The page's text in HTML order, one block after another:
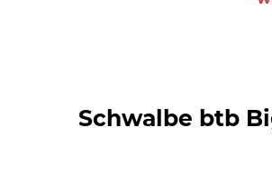
Schwalbe btb